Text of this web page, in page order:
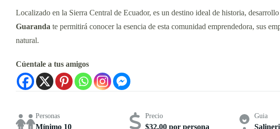
Localizado en la Sierra Central de Ecuador, es un destino ideal de historia,
Guaranda te permitirá conocer la esencia de esta comunidad emprendedora, sus
natural.
Cúentale a tus amigos
Personas
Mínimo 10
Precio
$32,00 por persona
Guia